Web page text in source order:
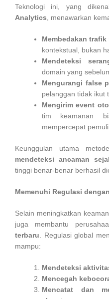
Teknologi ini, yang
Analytics , menawarkan
Membedakan
kontekstual, bukan
Mendeteksi
domain yang
Mengurangi false
pelanggan tidak ikut
Mengirim event
tim keamanan
mempercepat
Keunggulan utama
mendeteksi ancaman
tinggi benar-benar berhasil
Memenuhi Regulasi
Selain meningkatkan
juga membantu
terbaru . Regulasi global
mampu:
Mendeteksi
Mencegah
Mencatat dan